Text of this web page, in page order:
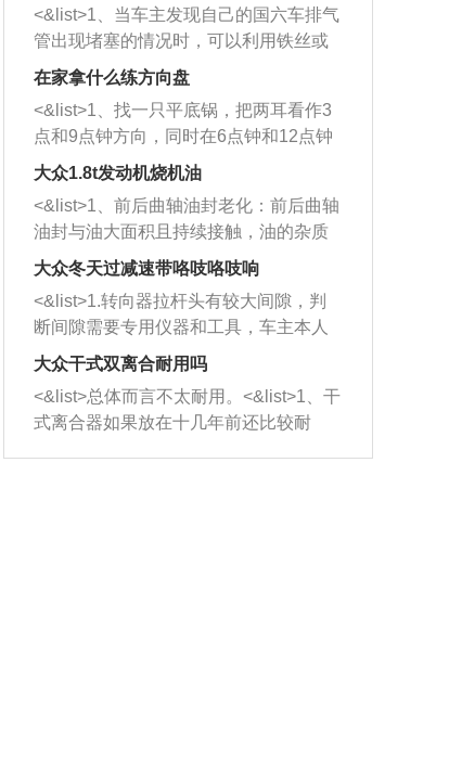
<&list>1、当车主发现自己的国六车排气
管出现堵塞的情况时，可以利用铁丝或
者是细棍，直接将杂物给取出来，如果
堵塞情况比较严重，也可以采取应急措
施。 <&list>2、直接利用木棍将所有的
杂物推到排气管里面的位置处，然后将
三元催化器拆解开，就可以将堵塞的东
西取出来。但如果是因为积碳过多引起
的堵塞，就需要将三元催化器泡在草酸
洗剂对堵塞的情况得到解决，将清洗剂
放在燃油箱中，与燃油混合后，车辆启
动时，就可以和汽油一起进入到燃烧
室，最后形成废气排出，就可以让三元
催化器得到清洗，排气管堵塞的情况就
能够得到解决。
在家拿什么练方向盘
<&list>1、找一只平底锅，把两耳看作3
点和9点钟方向，同时在6点钟和12点钟
方向做一个标记。 <&list>2、双手握住
一圈半的练习，往右同样也要打相同的
圈数。 <&list>3、最后强调要反复练
习，这样就可以形成肌肉记忆，在真实
驾驶车辆时，不需要记忆也能打好方
向。
大众1.8t发动机烧机油
<&list>1、前后曲轴油封老化：前后曲轴
油封与油大面积且持续接触，油的杂质
和发动机内持续温度变化使其密封效果
逐渐减弱，导致渗油或漏油。<&list>2、
活塞间隙过大：积碳会使活塞环与缸体
的间隙扩大，导致机油流入燃烧室中，
造成烧机油。<&list>3、机油粘度。使用
机油粘度过小的话，同样会有烧机油现
象，机油粘度过小具有很好的流动性，
大众冬天过减速带咯吱咯吱响
<&list>1.转向器拉杆头有较大间隙，判
断间隙需要专用仪器和工具，车主本人
无法制作，需要将车辆送到修理厂或4s
店；<&list>2.车辆半轴套管防尘罩破
裂，破裂后会出现漏油现象，使半轴磨
损严重，磨损的半轴容易损坏，产生异
响；<&list>3.稳定器的转向胶套和球头
大众干式双离合耐用吗
<&list>总体而言不太耐用。<&list>1、干
式离合器如果放在十几年前还比较耐